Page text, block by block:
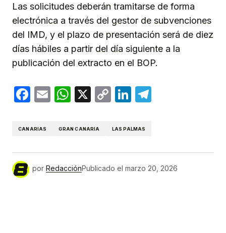
Las solicitudes deberán tramitarse de forma
electrónica a través del gestor de subvenciones
del IMD, y el plazo de presentación será de diez
días hábiles a partir del día siguiente a la
publicación del extracto en el BOP.
Facebook
EmailWhatsApp
X
CopyLinkedIn
CANARIAS GRAN CANARIA LAS PALMAS
por RedacciónPublicado el marzo 20, 2026